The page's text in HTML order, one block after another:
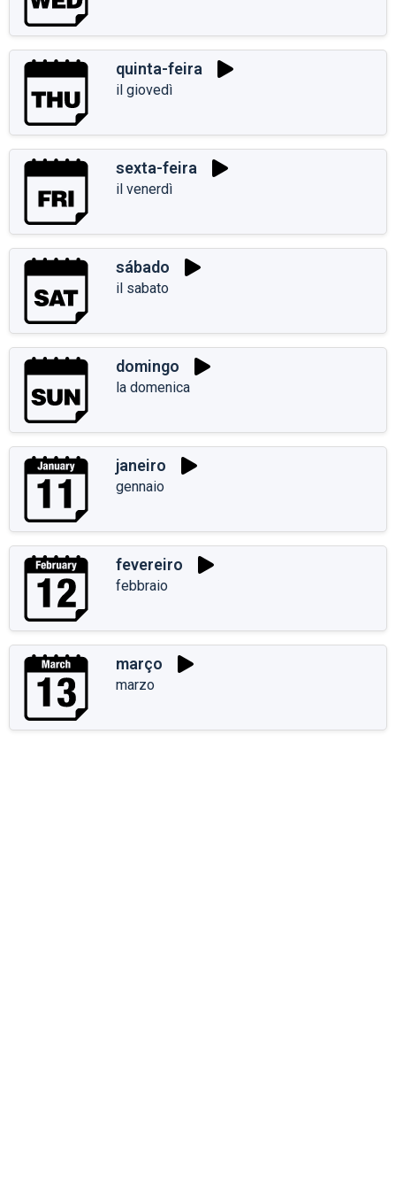
quinta-feira
il giovedì
sexta-feira
il venerdì
sábado
il sabato
domingo
la domenica
janeiro
gennaio
fevereiro
febbraio
março
marzo